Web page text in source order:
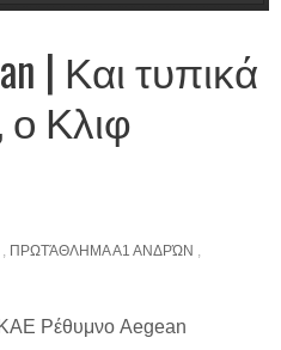
| Και τυπικά
Κλιφ
, ΠΡΩΤΆΘΛΗΜΑ Α1 ΑΝΔΡΏΝ ,
Ρέθυμνο Aegean